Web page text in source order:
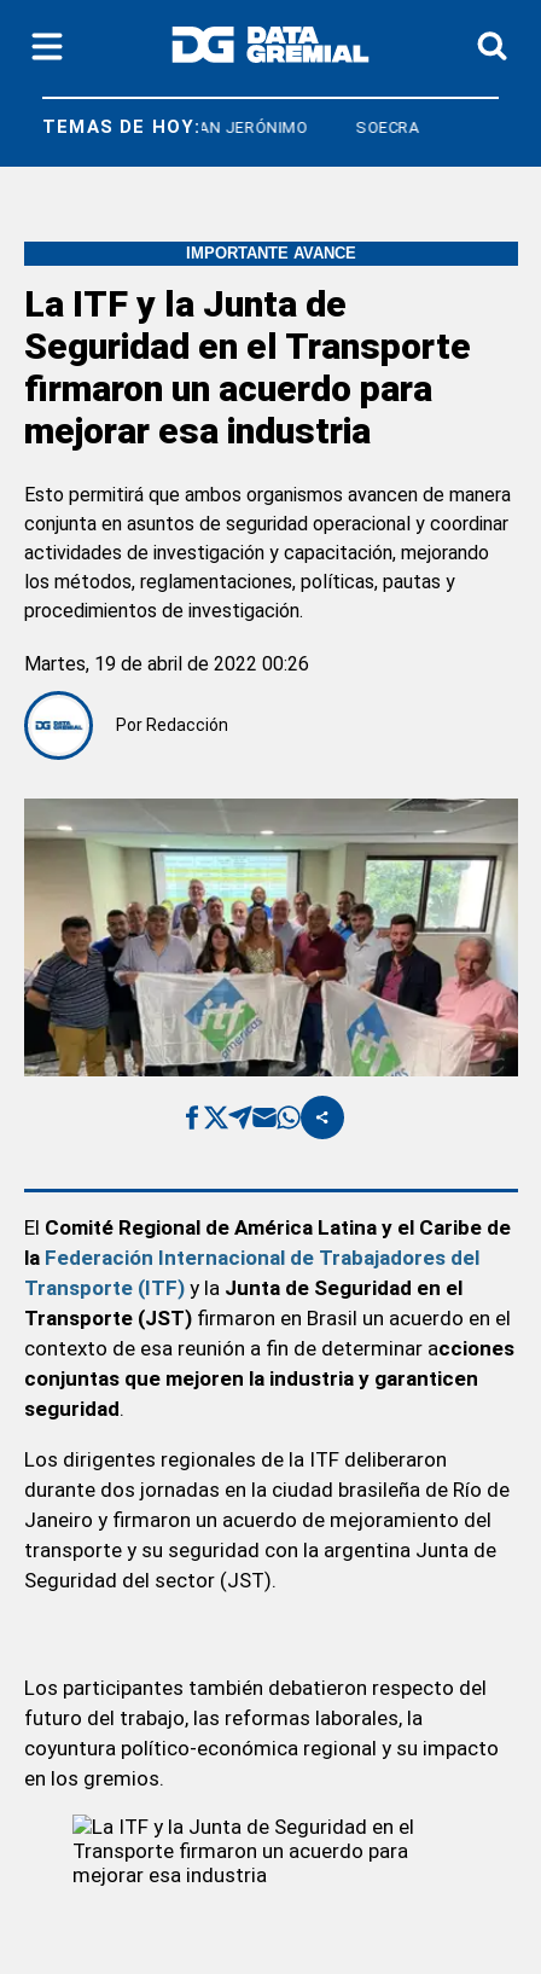
TEMAS DE HOY:
CRISTIAN JERÓNIMO SOECRA
IMPORTANTE AVANCE
La ITF y la Junta de
Seguridad en el Transporte
firmaron un acuerdo para
mejorar esa industria
Esto permitirá que ambos organismos avancen de manera
conjunta en asuntos de seguridad operacional y coordinar
actividades de investigación y capacitación, mejorando
los métodos, reglamentaciones, políticas, pautas y
procedimientos de investigación.
Por Redacción
Martes, 19 de abril de 2022 00:26
El Comité Regional de América Latina y el Caribe de
la Federación Internacional de Trabajadores del
Transporte (ITF)y la Junta de Seguridad en el
Transporte (JST) firmaron en Brasil un acuerdo en el
contexto de esa reunión a fin de determinar acciones
conjuntas que mejoren la industria y garanticen
seguridad.
Los dirigentes regionales de la ITF deliberaron
durante dos jornadas en la ciudad brasileña de Río de
Janeiro y firmaron un acuerdo de mejoramiento del
transporte y su seguridad con la argentina Junta de
Seguridad del sector (JST).
Los participantes también debatieron respecto del
futuro del trabajo, las reformas laborales, la
coyuntura político-económica regional y su impacto
en los gremios.